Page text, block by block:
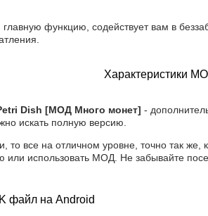
функцию, содействует вам в
Характеристики
Dish [МОД Много монет] -
искать полную версию.
то все на отличном уровне, точно так
или использовать МОД. Не забывайте
файл на Android